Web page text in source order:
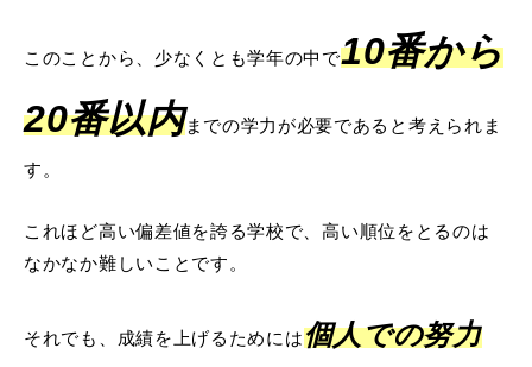
このことから、少なくとも学年の中で10番から
20番以内までの学力が必要であると考えられま
す。
これほど高い偏差値を誇る学校で、高い順位をとるのは
なかなか難しいことです。
それでも、成績を上げるためには個人での努力